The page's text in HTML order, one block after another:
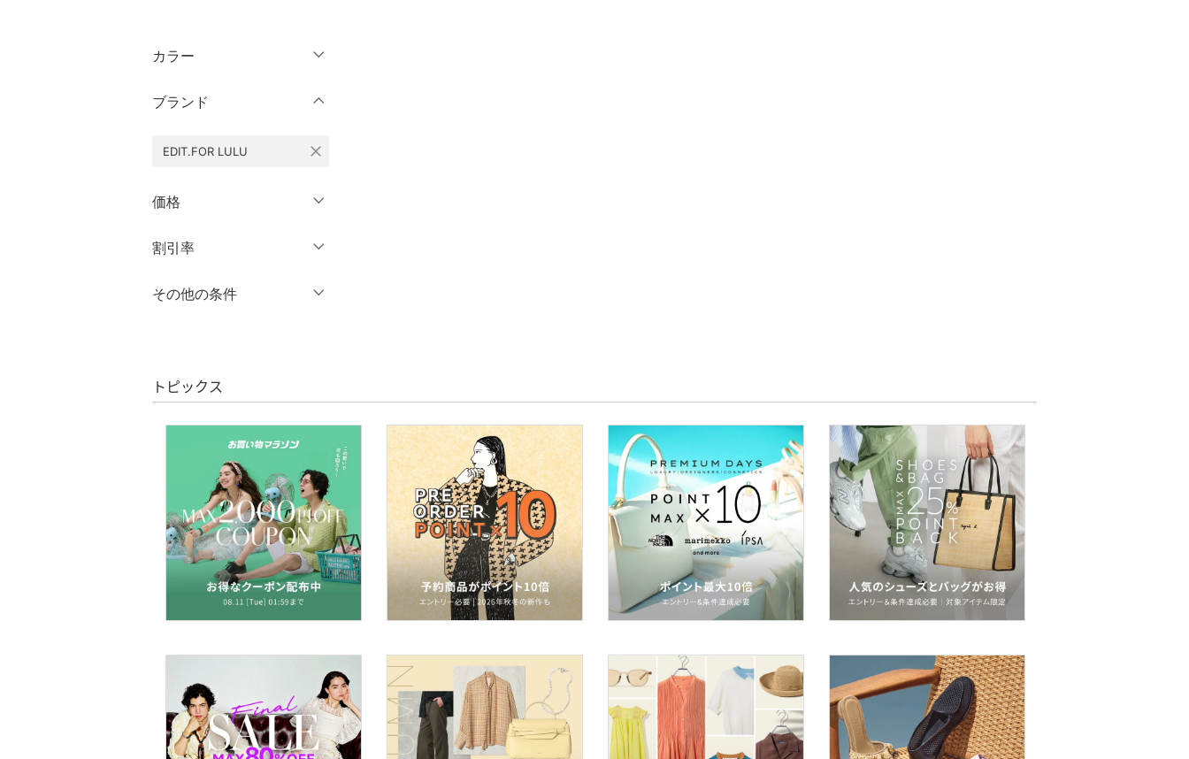
パンツ
ワンピース・ドレス
スカート
ーオール
シューズ・靴
アクセサリー・腕時計
財布・ポーチ・ケース
帽子
ヘアアクセサリー
マタニティウェア・ベビ
スーツ・フォーマル
水着・スイムグッズ
カラー
クリア
ブランド
EDIT.FOR LULU close
価格
絞り込み
割引率
％OFF～ ％OFF
その他の条件
クリア 絞り込み
トピックス